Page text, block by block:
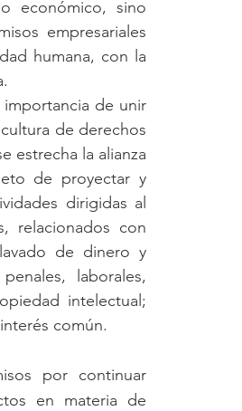
económico, sino
empresariales
humana, con la
de unir
de derechos
estrecha la alianza
de proyectar y
dirigidas al
relacionados con
de dinero y
laborales,
intelectual;
común.
por continuar
en materia de